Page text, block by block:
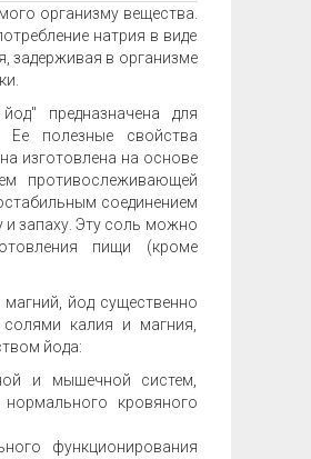
организму вещества.
натрия в виде
задерживая в организме
предназначена для
Ее полезные свойства
изготовлена на основе
противослеживающей
соединением
и запаху. Эту соль можно
пищи (кроме
йод существенно
калия и магния,
йода:
и мышечной систем,
кровяного
функционирования